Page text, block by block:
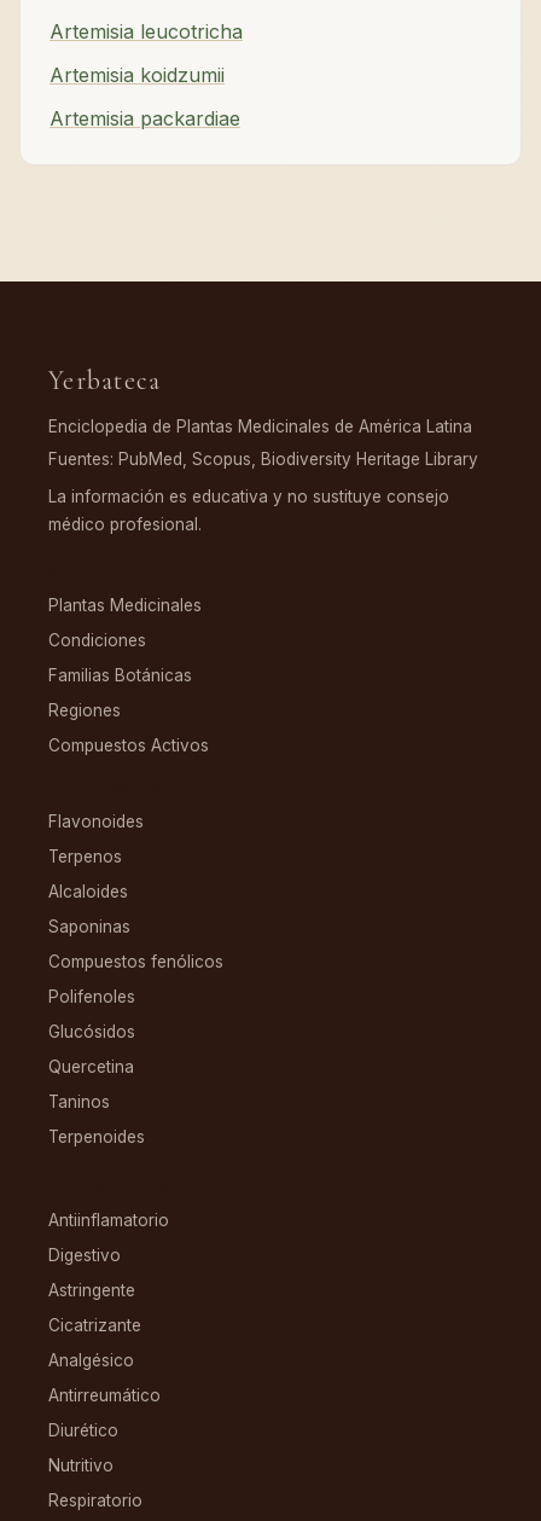
Artemisia leucotricha
Artemisia koidzumii
Artemisia packardiae
Yerbateca
Enciclopedia de Plantas Medicinales de América Latina
Fuentes: PubMed, Scopus, Biodiversity Heritage Library
La información es educativa y no sustituye consejo
médico profesional.
Plantas Medicinales
Condiciones
Familias Botánicas
Regiones
Compuestos Activos
Flavonoides
Terpenos
Alcaloides
Saponinas
Compuestos fenólicos
Polifenoles
Glucósidos
Quercetina
Taninos
Terpenoides
Antiinflamatorio
Digestivo
Astringente
Cicatrizante
Analgésico
Antirreumático
Diurético
Nutritivo
Respiratorio